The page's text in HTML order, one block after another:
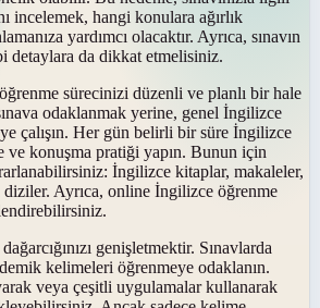
incelemek, hangi konulara ağırlık
yardımcı olacaktır. Ayrıca, sınavın
detaylara da dikkat etmelisiniz.
sürecinizi düzenli ve planlı bir hale
odaklanmak yerine, genel İngilizce
çalışın. Her gün belirli bir süre İngilizce
ve konuşma pratiği yapın. Bunun için
İngilizce kitaplar, makaleler,
Ayrıca, online İngilizce öğrenme
genişletmektir. Sınavlarda
kelimeleri öğrenmeye odaklanın.
veya çeşitli uygulamalar kullanarak